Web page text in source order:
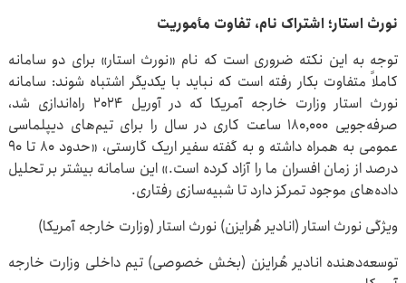
نورث استار؛ اشتراک نام، تفاوت مأموریت
توجه به این نکته ضروری است که نام «نورث استار» برای دو سامانه
کاملاً متفاوت بکار رفته است که نباید با یکدیگر اشتباه شوند: سامانه
نورث استار وزارت خارجه آمریکا که در آوریل ۲۰۲۴ راه‌اندازی شد،
صرفه‌جویی ۱۸۰,۰۰۰ ساعت کاری در سال را برای تیم‌های دیپلماسی
عمومی به همراه داشته و به گفته سفیر اریک گارستی، «حدود ۸۰ تا ۹۰
درصد از زمان افسران ما را آزاد کرده است.» این سامانه بیشتر بر تحلیل
داده‌های موجود تمرکز دارد تا شبیه‌سازی رفتاری.
ویژگی نورث استار (انادیر هُرایزن) نورث استار (وزارت خارجه آمریکا)
توسعه‌دهنده انادیر هُرایزن (بخش خصوصی) تیم داخلی وزارت خارجه